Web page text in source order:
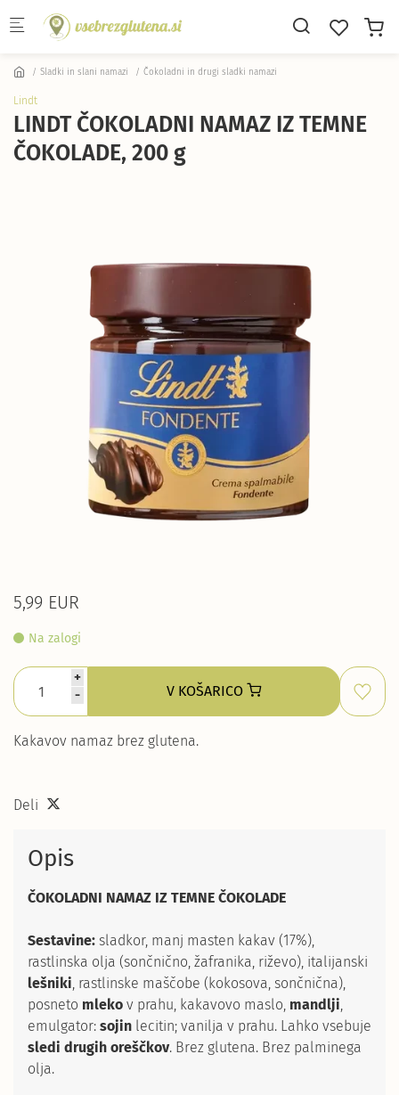
Skip to main content
Sladki in slani namazi Čokoladni in drugi sladki namazi
Lindt
LINDT ČOKOLADNI NAMAZ IZ TEMNE
ČOKOLADE, 200 g
5,99 EUR
Na zalogi
+
-
V KOŠARICO
Kakavov namaz brez glutena.
Deli
Opis
ČOKOLADNI NAMAZ IZ TEMNE ČOKOLADE
Sestavine: sladkor, manj masten kakav (17%),
rastlinska olja (sončnično, žafranika, riževo), italijanski
lešniki, rastlinske maščobe (kokosova, sončnična),
posneto mleko v prahu, kakavovo maslo, mandlji,
emulgator: sojin lecitin; vanilja v prahu. Lahko vsebuje
sledi drugih oreščkov. Brez glutena. Brez palminega
olja.